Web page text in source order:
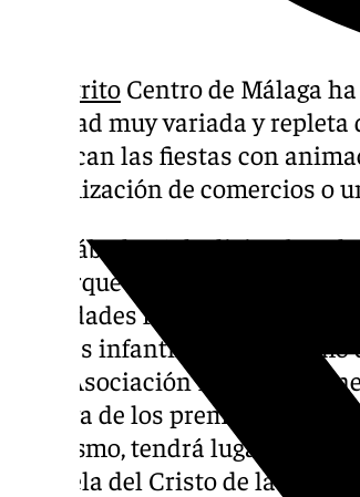
distrito Centro de Málaga
Navidad muy variada y
Destacan las fiestas con
dinamización de comercios o
Este sábado 14 de diciembre,
un parque infantil de
actividades familiares
talleres infantiles. Este
de la Asociación Pro
entrega de los premios del
Asimismo, tendrá lugar la II
plazuela del Cristo de la